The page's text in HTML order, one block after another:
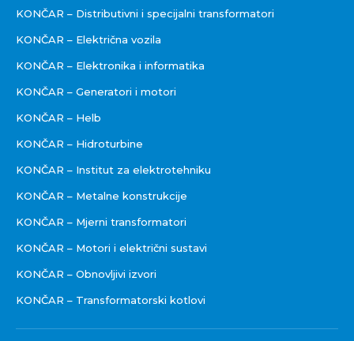
KONČAR – Distributivni i specijalni transformatori
KONČAR – Električna vozila
KONČAR – Elektronika i informatika
KONČAR – Generatori i motori
KONČAR – Helb
KONČAR – Hidroturbine
KONČAR – Institut za elektrotehniku
KONČAR – Metalne konstrukcije
KONČAR – Mjerni transformatori
KONČAR – Motori i električni sustavi
KONČAR – Obnovljivi izvori
KONČAR – Transformatorski kotlovi